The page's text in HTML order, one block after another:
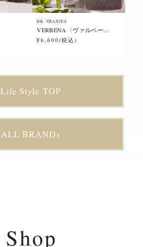
DR. VRANJES
VERBENA〈ヴァルベー...
¥6,600(税込)
Life Style TOP
ALL BRANDs
Shop